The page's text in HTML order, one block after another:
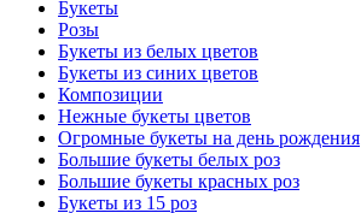
Букеты
Розы
Букеты из белых цветов
Букеты из синих цветов
Композиции
Нежные букеты цветов
Огромные букеты на день рождения
Большие букеты белых роз
Большие букеты красных роз
Букеты из 15 роз